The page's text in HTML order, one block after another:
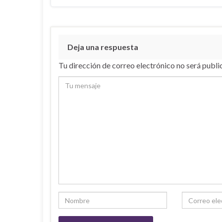
Deja una respuesta
Tu dirección de correo electrónico no será